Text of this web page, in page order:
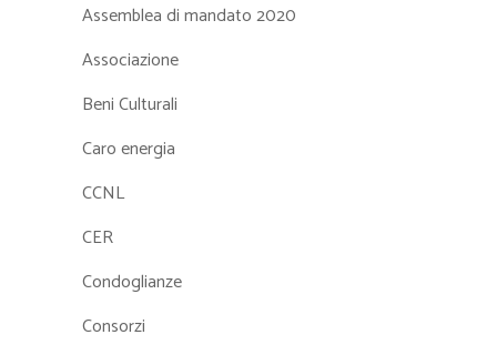
Assemblea di mandato 2020
Associazione
Beni Culturali
Caro energia
CCNL
CER
Condoglianze
Consorzi